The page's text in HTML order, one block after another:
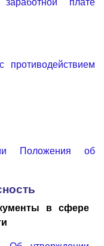
плате
Положения об
в сфере